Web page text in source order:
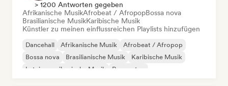
> 1200 Antworten gegeben
Afrikanische MusikAfrobeat / AfropopBossa nova
Brasilianische MusikKaribische Musik
Künstler zu meinen einflussreichen Playlists hinzufügen
Dancehall Afrikanische Musik
Afrobeat / Afropop
Bossa nova
Brasilianische Musik
Karibische Musik
Lateinamerikanische Musik
Reggaeton